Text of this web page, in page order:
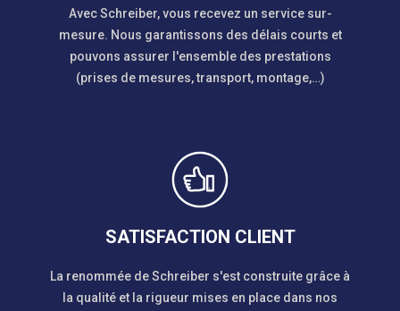
Avec Schreiber, vous recevez un service sur-
mesure. Nous garantissons des délais courts et
pouvons assurer l'ensemble des prestations
(prises de mesures, transport, montage,…)
SATISFACTION CLIENT
La renommée de Schreiber s'est construite grâce à
la qualité et la rigueur mises en place dans nos